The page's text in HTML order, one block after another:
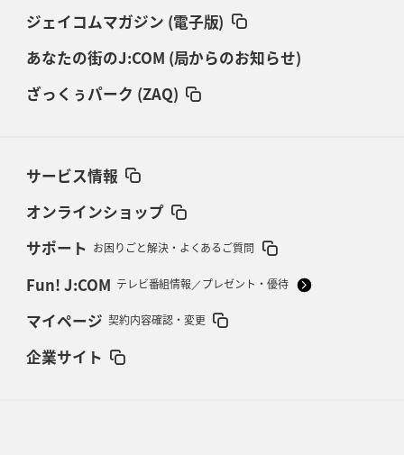
ジェイコムマガジン (電子版)
あなたの街のJ:COM (局からのお知らせ)
ざっくぅパーク (ZAQ)
サービス情報
オンラインショップ
サポート お困りごと解決・よくあるご質問
Fun! J:COM テレビ番組情報／プレゼント・優待
マイページ 契約内容確認・変更
企業サイト